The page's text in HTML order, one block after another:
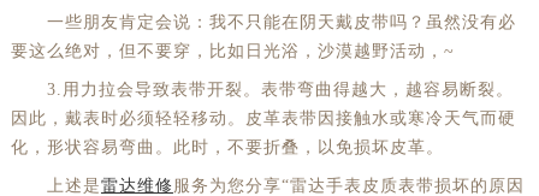
一些朋友肯定会说：我不只能在阴天戴皮带吗？虽然没有必
要这么绝对，但不要穿，比如日光浴，沙漠越野活动，~
3.用力拉会导致表带开裂。表带弯曲得越大，越容易断裂。
因此，戴表时必须轻轻移动。皮革表带因接触水或寒冷天气而硬
化，形状容易弯曲。此时，不要折叠，以免损坏皮革。
上述是雷达维修服务为您分享“雷达手表皮质表带损坏的原因